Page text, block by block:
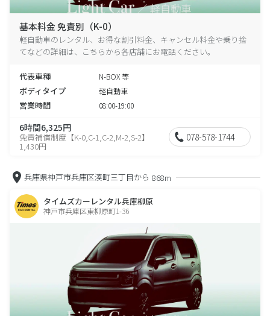
基本料金 免責別（K-0）
軽自動車のレンタル、お得な割引料金、キャンセル料金や乗り捨
てなどの詳細は、こちらから各店舗にお電話ください。
代表車種 N-BOX 等
ボディタイプ 軽自動車
営業時間 08:00-19:00
6時間6,325円
免責補償制度【K-0,C-1,C-2,M-2,S-2】
1,430円
078-578-1744
兵庫県神戸市兵庫区湊町三丁目から 868m
タイムズカーレンタル兵庫柳原
神戸市兵庫区東柳原町1-36